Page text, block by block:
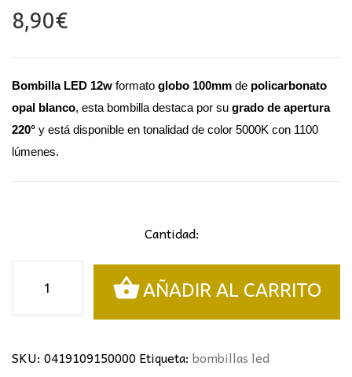
8,90€
Bombilla LED 12w formato globo 100mm de policarbonato
opal blanco, esta bombilla destaca por su grado de apertura
220° y está disponible en tonalidad de color 5000K con 1100
lúmenes.
Cantidad:
Globo
G100
AÑADIR AL CARRITO
SKU: 0419109150000Etiqueta: bombillas led